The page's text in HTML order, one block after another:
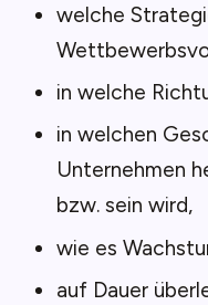
welche
in welche
in welchen
Unternehmen
bzw. sein wird,
wie es
auf Dauer